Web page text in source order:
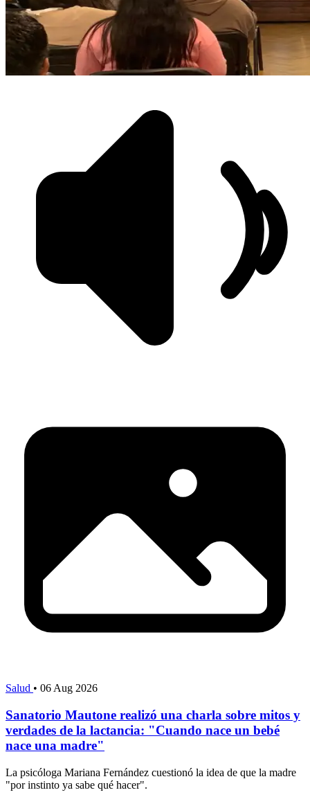
Salud • 06 Aug 2026
Sanatorio Mautone realizó una charla sobre mitos y
verdades de la lactancia: "Cuando nace un bebé
nace una madre"
La psicóloga Mariana Fernández cuestionó la idea de que la madre
"por instinto ya sabe qué hacer".